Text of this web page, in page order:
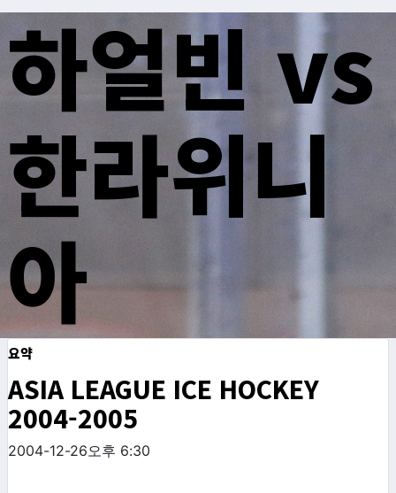
하얼빈 vs
한라위니
아
요약
ASIA LEAGUE ICE HOCKEY
2004-2005
2004-12-26오후 6:30